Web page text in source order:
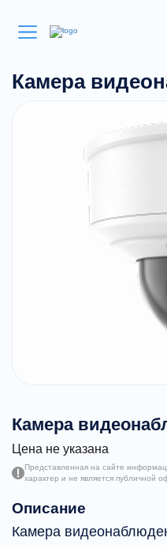
Камера
Камера
Цена не указана
Представленная на сайте
характер и не является публичной
Описание
Камера